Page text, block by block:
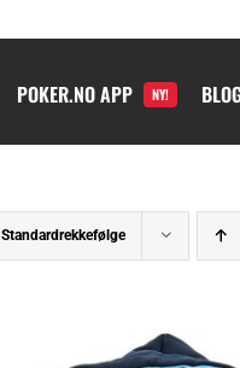
POKER.NO APP NY!
Standardrekkefølge